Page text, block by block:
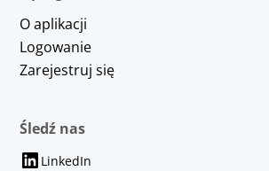
O aplikacji
Logowanie
Zarejestruj się
Śledź nas
LinkedIn